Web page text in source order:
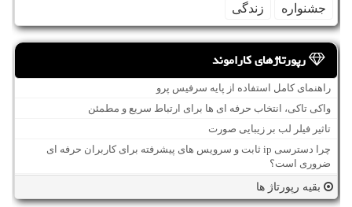
جشنواره
زندگی
رپورتاژهای کاراموند
راهنمای کامل استفاده از پایه سرفیس پرو
واکی تاکی، انتخاب حرفه ای ها برای ارتباط سریع و مطمئن
تاثیر فیلر لب بر زیبایی صورت
چرا دسترسی ip ثابت و سرویس های پیشرفته برای کاربران حرفه ای
ضروری است؟
بقیه رپورتاژ ها